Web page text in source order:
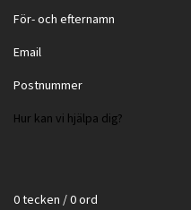
0 tecken / 0 ord